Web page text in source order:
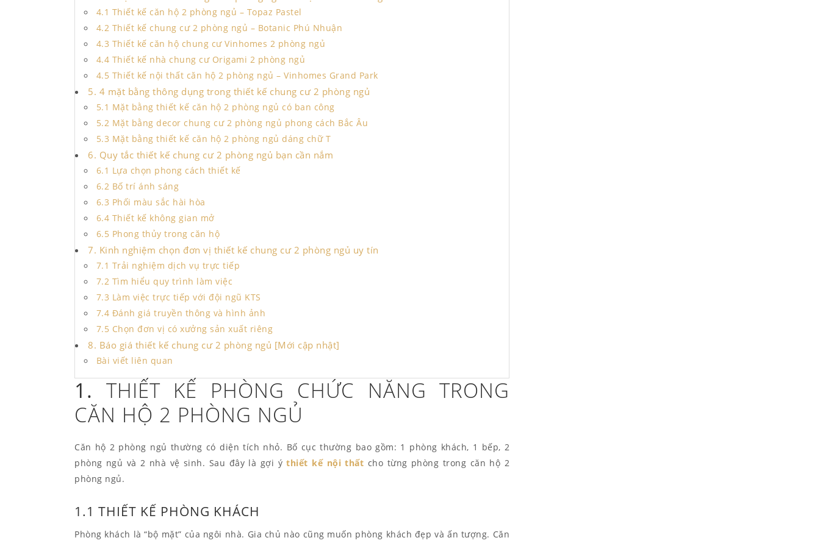
4.1 Thiết kế căn hộ 2 phòng ngủ – Topaz Pastel
4.2 Thiết kế chung cư 2 phòng ngủ – Botanic Phú Nhuận
4.3 Thiết kế căn hộ chung cư Vinhomes 2 phòng ngủ
4.4 Thiết kế nhà chung cư Origami 2 phòng ngủ
4.5 Thiết kế nội thất căn hộ 2 phòng ngủ – Vinhomes Grand Park
5. 4 mặt bằng thông dụng trong thiết kế chung cư 2 phòng ngủ
5.1 Mặt bằng thiết kế căn hộ 2 phòng ngủ có ban công
5.2 Mặt bằng decor chung cư 2 phòng ngủ phong cách Bắc Âu
5.3 Mặt bằng thiết kế căn hộ 2 phòng ngủ dáng chữ T
6. Quy tắc thiết kế chung cư 2 phòng ngủ bạn cần nắm
6.1 Lựa chọn phong cách thiết kế
6.2 Bố trí ánh sáng
6.3 Phối màu sắc hài hòa
6.4 Thiết kế không gian mở
6.5 Phong thủy trong căn hộ
7. Kinh nghiệm chọn đơn vị thiết kế chung cư 2 phòng ngủ uy tín
7.1 Trải nghiệm dịch vụ trực tiếp
7.2 Tìm hiểu quy trình làm việc
7.3 Làm việc trực tiếp với đội ngũ KTS
7.4 Đánh giá truyền thông và hình ảnh
7.5 Chọn đơn vị có xưởng sản xuất riêng
8. Báo giá thiết kế chung cư 2 phòng ngủ [Mới cập nhật]
Bài viết liên quan
1. THIẾT KẾ PHÒNG CHỨC NĂNG TRONG
CĂN HỘ 2 PHÒNG NGỦ
Căn hộ 2 phòng ngủ thường có diện tích nhỏ. Bố cục thường bao gồm: 1 phòng khách, 1 bếp, 2
phòng ngủ và 2 nhà vệ sinh. Sau đây là gợi ýthiết kế nội thất cho từng phòng trong căn hộ 2
phòng ngủ.
1.1 THIẾT KẾ PHÒNG KHÁCH
Phòng khách là “bộ mặt” của ngôi nhà. Gia chủ nào cũng muốn phòng khách đẹp và ấn tượng. Căn